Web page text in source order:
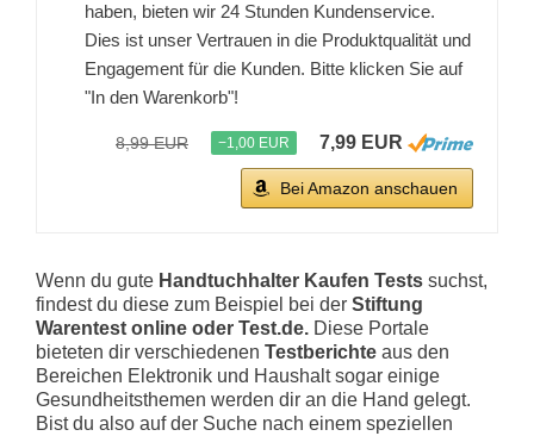
haben, bieten wir 24 Stunden Kundenservice.
Dies ist unser Vertrauen in die Produktqualität und
Engagement für die Kunden. Bitte klicken Sie auf
"In den Warenkorb"!
8,99 EUR −1,00 EUR 7,99 EUR
Bei Amazon anschauen
Wenn du gute Handtuchhalter Kaufen Tests suchst,
findest du diese zum Beispiel bei der Stiftung
Warentest online oder Test.de. Diese Portale
bieteten dir verschiedenen Testberichte aus den
Bereichen Elektronik und Haushalt sogar einige
Gesundheitsthemen werden dir an die Hand gelegt.
Bist du also auf der Suche nach einem speziellen